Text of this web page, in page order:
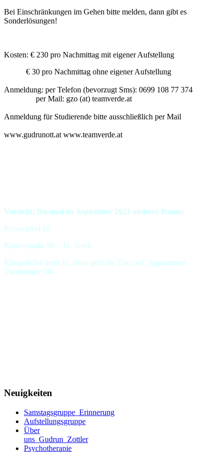
Bei Einschränkungen im Gehen bitte melden, dann gibt es
Sonderlösungen!
Kosten: € 230 pro Nachmittag mit eigener Aufstellung
€ 30 pro Nachmittag ohne eigener Aufstellung
Anmeldung: per Telefon (bevorzugt Sms): 0699 108 77 374
per Mail: gzo (at) teamverde.at
Anmeldung für Studierende bitte ausschließlich per Mail
www.gudrunott.at www.teamverde.at
Vorsicht: Diesmal im September 2022 anderer Raum:
Praxis level 11
Kasernstraße 90 – 11. Stock
Klingeln bei level 11, dann geht die Türe auf. Appartment
Türnummer 36!
Neuigkeiten
Samstagsgruppe_Erinnerung
Aufstellungsgruppe
Über
uns_Gudrun_Zottler
Psychotherapie